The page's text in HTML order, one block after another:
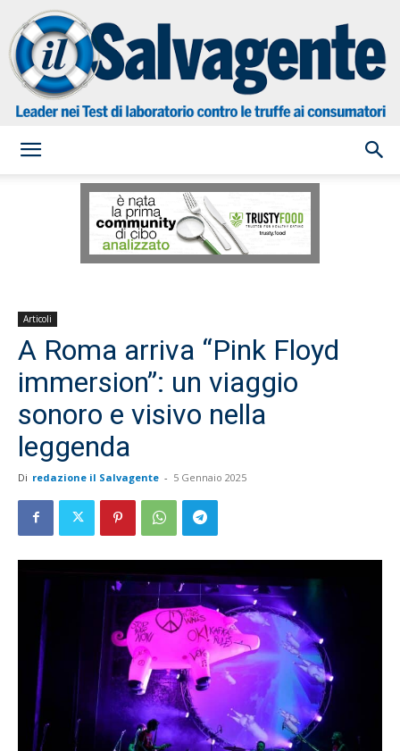
Salvagente
Articoli
A Roma arriva “Pink Floyd
immersion”: un viaggio
sonoro e visivo nella
leggenda
Di redazione il Salvagente - 5 Gennaio 2025